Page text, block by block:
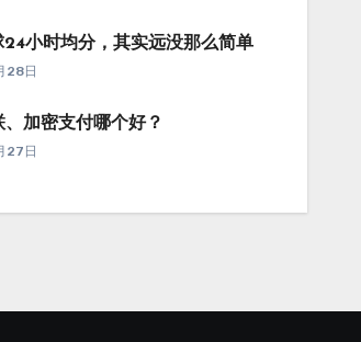
24小时均分，其实远没那么简单
28日
加密支付哪个好？
27日